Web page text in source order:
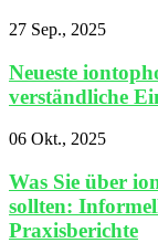
27 Sep., 2025
Neueste
verständliche
06 Okt., 2025
Was Sie über
sollten:
Praxisberichte